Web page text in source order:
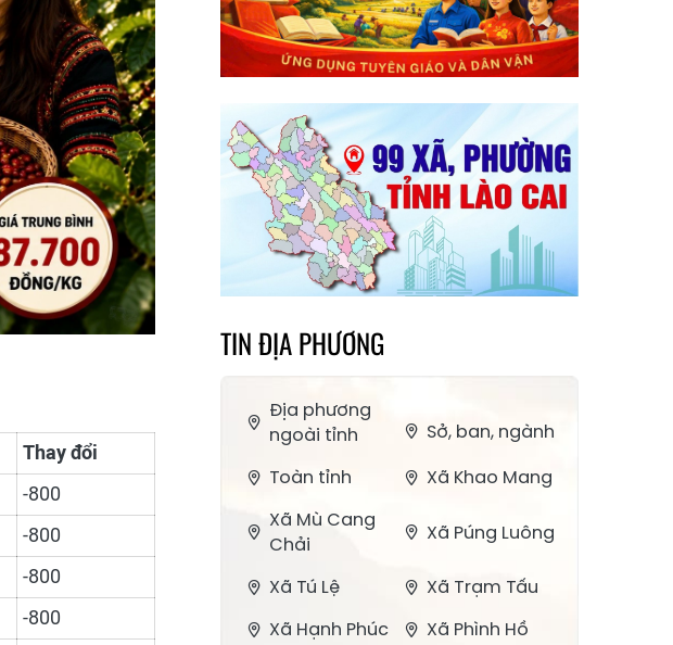
Thay đổi
-800
-800
-800
-800
TIN ĐỊA PHƯƠNG
Địa phương
ngoài tỉnh
Sở, ban, ngành
Toàn tỉnh
Xã Khao Mang
Xã Mù Cang
Chải
Xã Púng Luông
Xã Tú Lệ
Xã Trạm Tấu
Xã Hạnh Phúc
Xã Phình Hồ